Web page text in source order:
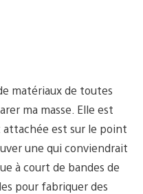
matériaux de toutes
ma masse. Elle est
attachée est sur le point
une qui conviendrait
à court de bandes de
pour fabriquer des